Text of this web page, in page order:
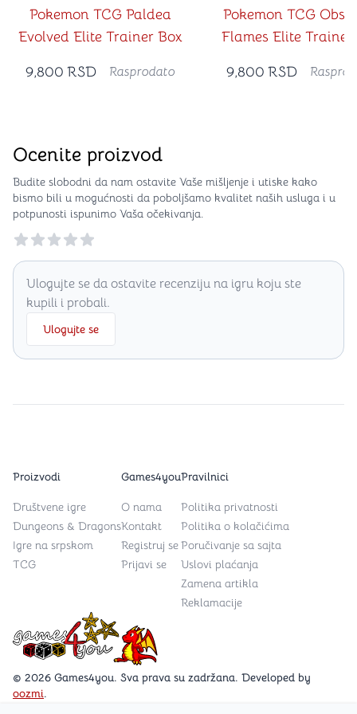
Pokemon TCG Paldea
Evolved Elite Trainer Box
9,800 RSD Rasprodato
Pokemon TCG
Flames Elite Trainer
9,800 RSD
Ocenite proizvod
Budite slobodni da nam ostavite Vaše mišljenje i utiske kako
bismo bili u mogućnosti da poboljšamo kvalitet naših usluga i u
potpunosti ispunimo Vaša očekivanja.
Reviews
Ulogujte se da ostavite recenziju na igru koju ste
kupili i probali.
Ulogujte se
Games4you logo
© 2026 Games4you. Sva prava su zadržana. Developed by
oozmi.
Proizvodi
Društvene igre
Dungeons & Dragons
Igre na srpskom
TCG
Games4you
O nama
Kontakt
Registruj se
Prijavi se
Pravilnici
Politika privatnosti
Politika o kolačićima
Poručivanje sa sajta
Uslovi plaćanja
Zamena artikla
Reklamacije